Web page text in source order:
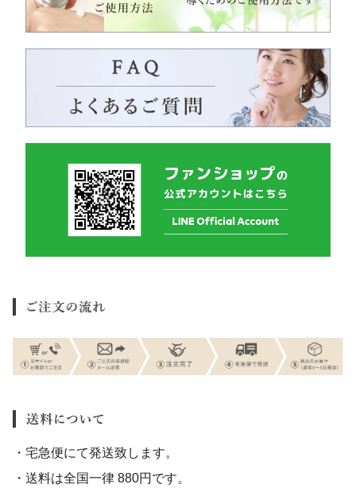
・宅急便にて発送致します。
・送料は全国一律 880円です。